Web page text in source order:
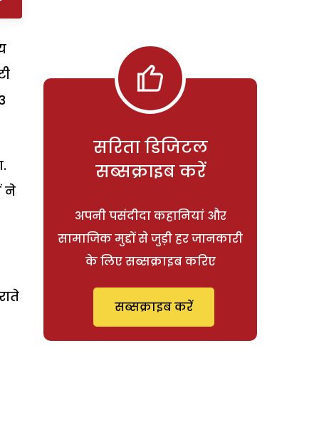
ने
सरिता डिजिटल
सब्सक्राइब करें
अपनी पसंदीदा कहानियां और
सामाजिक मुद्दों से जुड़ी हर जानकारी
के लिए सब्सक्राइब करिए
सब्सक्राइब करें